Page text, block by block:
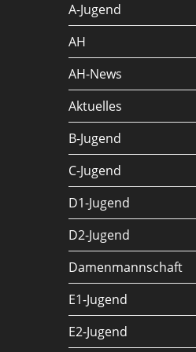
A-Jugend
AH
AH-News
Aktuelles
B-Jugend
C-Jugend
D1-Jugend
D2-Jugend
Damenmannschaft
E1-Jugend
E2-Jugend